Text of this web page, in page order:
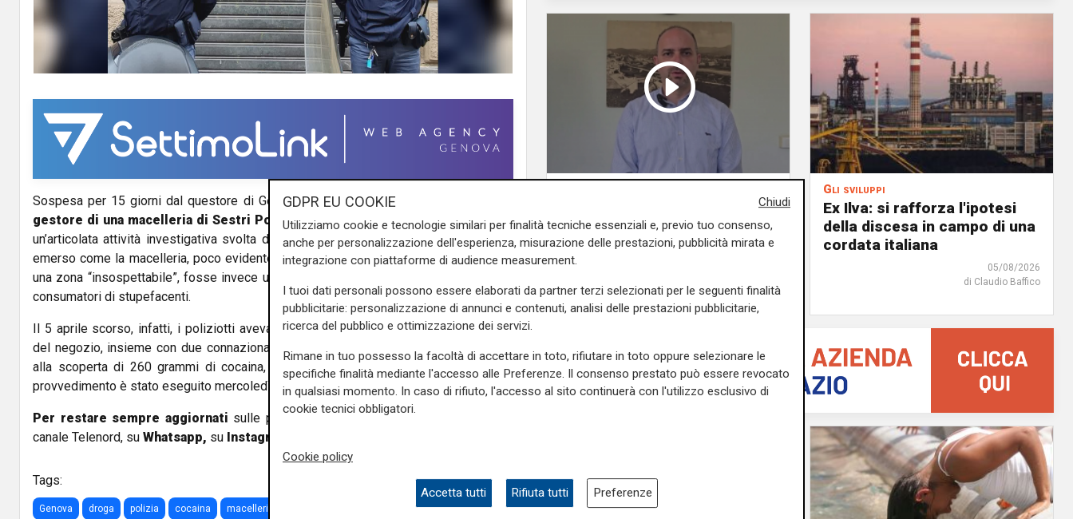
Sospesa per 15 giorni dal questore di Genova la licenza d’esercizio intestata al
gestore di una macelleria di Sestri Ponente. Il provvedimento è conseguenza di
un’articolata attività investigativa svolta dalla locale Squadra Mobile, dalla quale era
emerso come la macelleria, poco evidente per la tipologia di commercio e ubicata in
una zona “insospettabile”, fosse invece un canale attivo di approvvigionamento per i
consumatori di stupefacenti.
Il 5 aprile scorso, infatti, i poliziotti avevano arrestato in flagranza di reato il titolare
del negozio, insieme con due connazionali, dopo che la perquisizione aveva portato
alla scoperta di 260 grammi di cocaina, suddivisa in 160 dosi, e di 7500 euro. Il
provvedimento è stato eseguito mercoledì mattina.
Per restare sempre aggiornati sulle principali notizie sulla Liguria seguiteci sul
canale Telenord, su Whatsapp, su Instagram
Tags:
Genova droga polizia cocaina macelleria
riqualificata e pulita: gli
sforzi del presidente Ivaldi
Gli sviluppi
Ex Ilva: si rafforza l'ipotesi
della discesa in campo di una
cordata italiana
05/08/2026
di Claudio Baffico
Chiudi
GDPR EU COOKIE
Utilizziamo cookie e tecnologie similari per finalità tecniche essenziali e, previo tuo consenso,
anche per personalizzazione dell'esperienza, misurazione delle prestazioni, pubblicità mirata e
integrazione con piattaforme di audience measurement.
I tuoi dati personali possono essere elaborati da partner terzi selezionati per le seguenti finalità
pubblicitarie: personalizzazione di annunci e contenuti, analisi delle prestazioni pubblicitarie,
ricerca del pubblico e ottimizzazione dei servizi.
Rimane in tuo possesso la facoltà di accettare in toto, rifiutare in toto oppure selezionare le
specifiche finalità mediante l'accesso alle Preferenze. Il consenso prestato può essere revocato
in qualsiasi momento. In caso di rifiuto, l'accesso al sito continuerà con l'utilizzo esclusivo di
cookie tecnici obbligatori.
Cookie policy
Accetta tutti Rifiuta tutti Preferenze